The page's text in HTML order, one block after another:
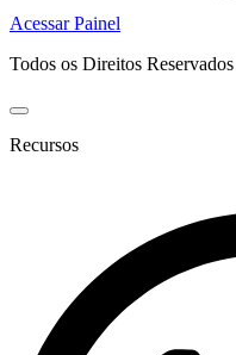
Acessar Painel
Todos os Direitos
Recursos